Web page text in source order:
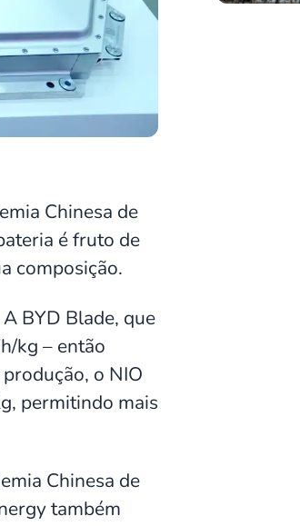
Chinesa de
é fruto de
composição.
BYD Blade, que
kg – então
o NIO
permitindo mais
Chinesa de
também